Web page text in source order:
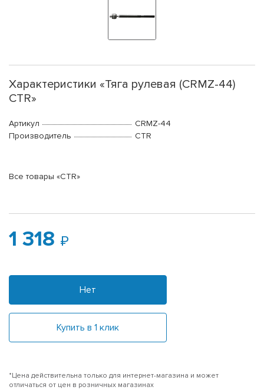
Характеристики «Тяга рулевая (CRMZ-44)
CTR»
Артикул
CRMZ-44
Производитель
CTR
Все товары «CTR»
1 318
Нет
Купить в 1 клик
*Цена действительна только для интернет-магазина и может
отличаться от цен в розничных магазинах